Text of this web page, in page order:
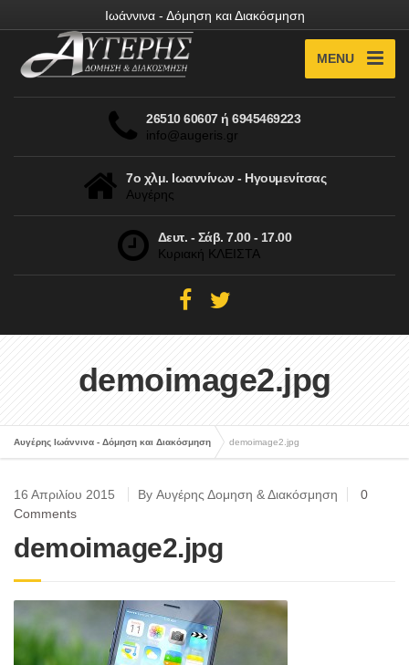
Ιωάννινα - Δόμηση και Διακόσμηση
MENU
26510 60607 ή 6945469223
info@augeris.gr
7ο χλμ. Ιωαννίνων - Ηγουμενίτσας
Αυγέρης
Δευτ. - Σάβ. 7.00 - 17.00
Κυριακή ΚΛΕΙΣΤΑ
demoimage2.jpg
Αυγέρης Ιωάννινα - Δόμηση και Διακόσμηση demoimage2.jpg
16 Απριλίου 2015 By Αυγέρης Δομηση & Διακόσμηση
0
Comments
demoimage2.jpg